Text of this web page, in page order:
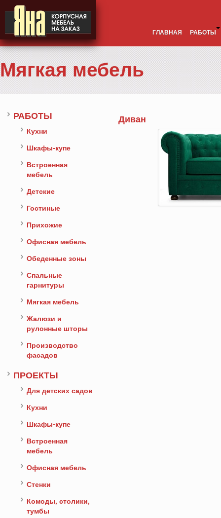
ГЛАВНАЯ РАБОТЫ
Мягкая мебель
РАБОТЫ
Кухни
Шкафы-купе
Встроенная
мебель
Детские
Гостиные
Прихожие
Офисная мебель
Обеденные зоны
Спальные
гарнитуры
Мягкая мебель
Жалюзи и
рулонные шторы
Производство
фасадов
ПРОЕКТЫ
Для детских садов
Кухни
Шкафы-купе
Встроенная
мебель
Офисная мебель
Стенки
Комоды, столики,
тумбы
Диван